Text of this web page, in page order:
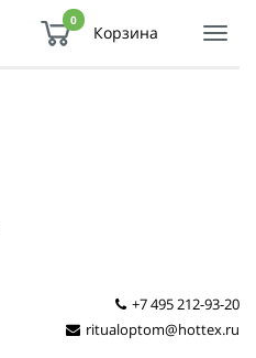
0
Корзина
+7 495 212-93-20
ritualoptom@hottex.ru